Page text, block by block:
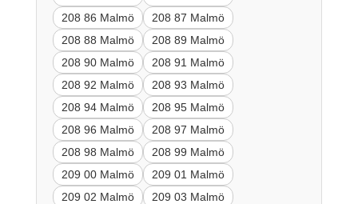
208 86 Malmö
208 87 Malmö
208 88 Malmö
208 89 Malmö
208 90 Malmö
208 91 Malmö
208 92 Malmö
208 93 Malmö
208 94 Malmö
208 95 Malmö
208 96 Malmö
208 97 Malmö
208 98 Malmö
208 99 Malmö
209 00 Malmö
209 01 Malmö
209 02 Malmö
209 03 Malmö